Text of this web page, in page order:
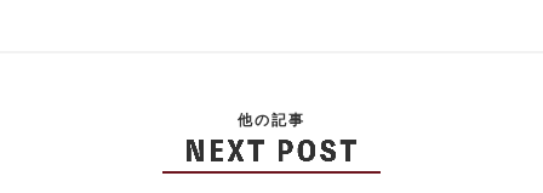
他の記事